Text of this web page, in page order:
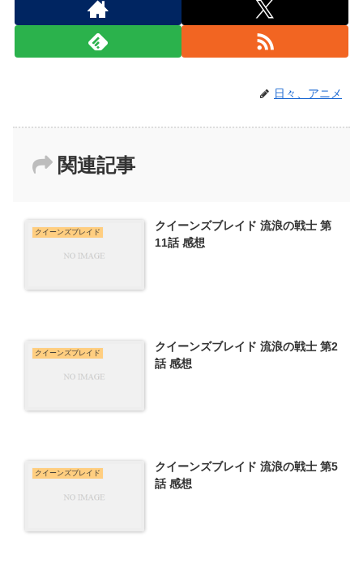
日々、アニメ
関連記事
クイーンズブレイド
クイーンズブレイド 流浪の戦士 第
11話 感想
クイーンズブレイド
クイーンズブレイド 流浪の戦士 第2
話 感想
クイーンズブレイド
クイーンズブレイド 流浪の戦士 第5
話 感想